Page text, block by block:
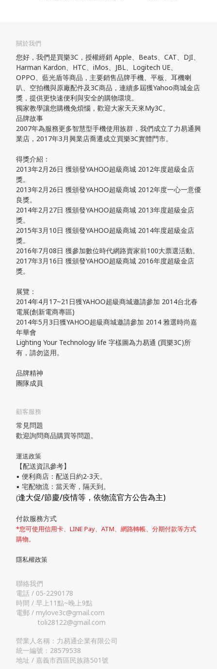
關於我們
您好，我們是買樂3C，授權經銷 Apple、Beats、CAT、DJI、
Harman Kardon、HTC、iMos、JBL、Logitech UE、
OPPO、藍光盾等商品，主要銷售品牌手機、平板、耳機喇
叭、空拍機與原廠配件及3C商品，連續多屆獲Yahoo商城金店
獎，提供更快速便利與安全的購物環境。
獨家教學讓您購機免煩惱，歡迎大家天天來My3C。
品牌故事
2007年為服務更多智慧型手機使用族群，我們成立了力易通興
業店，2017年3月興業店喬遷成立買樂3C實體門市。
得獎介紹：
2013年2月26日 獲頒發YAHOO超級商城 2012年度超級金店
獎。
2013年2月26日 獲頒發YAHOO超級商城 2012年度一心一意優
良獎。
2014年2月27日 獲頒發YAHOO超級商城 2013年度超級金店
獎。
2015年3月10日 獲頒發YAHOO超級商城 2014年度超級金店
獎。
2016年7月08日 獲參加數位時代網路賣家前100大票選活動。
2017年3月16日 獲頒發YAHOO超級商城 2016年度超級金店
獎。
展覽：
2014年4月17~21日獲YAHOO超級商城邀請參加 2014台北春
電展(創新電商專區)
2014年5月3日獲YAHOO超級商城邀請參加 2014 雅選時尚嘉
年華會
Lighting Your Technology life 字樣圖為力易通 (買樂3C)所
有，請勿盜用。
品牌精神
團隊成員
顧客服務
常見問題
歡迎詢問商品購買等問題。
運送政策
【配送資訊參考】
▪ 便利商店：配送日約2-3天。
▪ 宅配物流：當天寄，隔天到。
(逢大促/節慶/疫情等，依物流官方公告為主)
付款服務方式
*您可使用信用卡、LINE Pay、ATM、網路轉帳、分期付款等方式
購物。
隱私權政策
聯絡我們
電話 / 05-2290178
時間 / 早上11點~晚上9點
電郵 / mylove3c@gmail.com
toli28122@gmail.com
營業人名稱：力易通企業有限公司
統一編號：28579538
地址 / 嘉義市西區民族路501號